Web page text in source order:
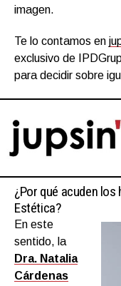
imagen.
Te lo contamos en
exclusivo de
para decidir sobre
¿Por qué acuden
Estética?
En este
sentido, la
Dra. Natalia
Cárdenas